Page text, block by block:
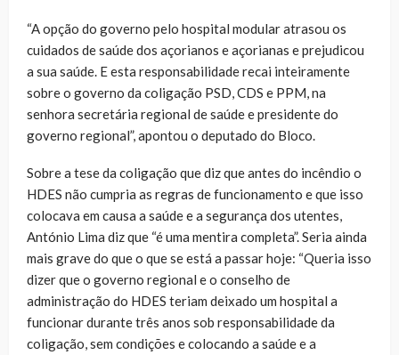
“A opção do governo pelo hospital modular atrasou os
cuidados de saúde dos açorianos e açorianas e prejudicou
a sua saúde. E esta responsabilidade recai inteiramente
sobre o governo da coligação PSD, CDS e PPM, na
senhora secretária regional de saúde e presidente do
governo regional”, apontou o deputado do Bloco.
Sobre a tese da coligação que diz que antes do incêndio o
HDES não cumpria as regras de funcionamento e que isso
colocava em causa a saúde e a segurança dos utentes,
António Lima diz que “é uma mentira completa”. Seria ainda
mais grave do que o que se está a passar hoje: “Queria isso
dizer que o governo regional e o conselho de
administração do HDES teriam deixado um hospital a
funcionar durante três anos sob responsabilidade da
coligação, sem condições e colocando a saúde e a